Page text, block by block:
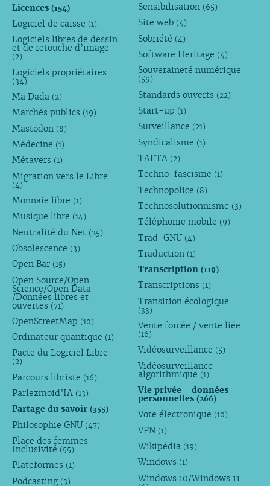
Licences (154)
Logiciel de caisse (1)
Logiciels libres de dessin
et de retouche d’image
(2)
Logiciels propriétaires
(34)
Ma Dada (2)
Marchés publics (19)
Mastodon (8)
Médecine (1)
Métavers (1)
Migration vers le Libre
(4)
Monnaie libre (1)
Musique libre (14)
Neutralité du Net (25)
Obsolescence (3)
Open Bar (15)
Open Source/Open
Science/Open Data
/Données libres et
ouvertes (71)
OpenStreetMap (10)
Ordinateur quantique (1)
Pacte du Logiciel Libre
(2)
Parcours libriste (16)
Parlezmoid’IA (13)
Partage du savoir (355)
Philosophie GNU (47)
Place des femmes -
Inclusivité (55)
Plateformes (1)
Podcasting (3)
Sensibilisation (65)
Site web (4)
Sobriété (4)
Software Heritage (4)
Souveraineté numérique
(59)
Standards ouverts (22)
Start-up (1)
Surveillance (21)
Syndicalisme (1)
TAFTA (2)
Techno-fascisme (1)
Technopolice (8)
Technosolutionnisme (3)
Téléphonie mobile (9)
Trad-GNU (4)
Traduction (1)
Transcription(119)
Transcriptions (1)
Transition écologique
(33)
Vente forcée / vente liée
(16)
Vidéosurveillance (5)
Vidéosurveillance
algorithmique (1)
Vie privée - données
personnelles(266)
Vote électronique (10)
VPN (1)
Wikipédia (19)
Windows (1)
Windows 10/Windows 11